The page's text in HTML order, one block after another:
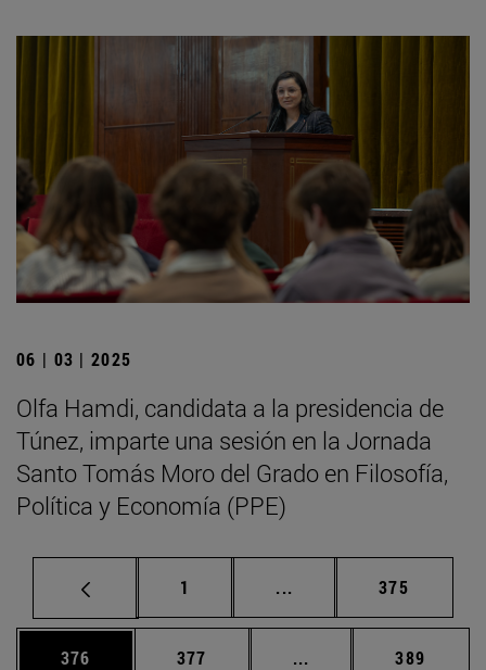
06 | 03 | 2025
Olfa Hamdi, candidata a la presidencia de
Túnez, imparte una sesión en la Jornada
Santo Tomás Moro del Grado en Filosofía,
Política y Economía (PPE)
Página
1 ... Páginas intermedias
Página
375
Página
376 Página
377 ... Páginas intermedias
Página
389